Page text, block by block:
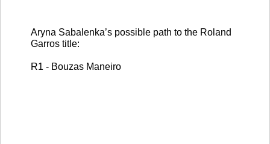
Aryna Sabalenka’s possible path to the Roland
Garros title:
R1 - Bouzas Maneiro